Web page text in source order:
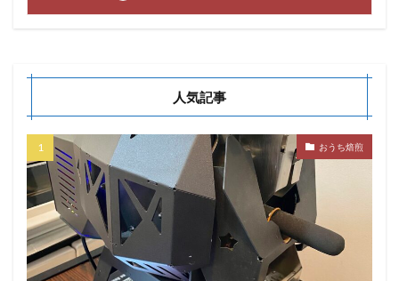
人気記事
おうち焙煎